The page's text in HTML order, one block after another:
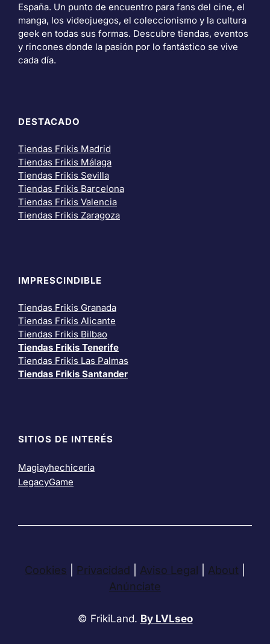
España. Un punto de encuentro para fans del cine, el
manga, los videojuegos, el coleccionismo y la cultura
geek en todas sus formas. Descubre tiendas, eventos
y rincones donde la pasión por lo fantástico se vive
cada día.
DESTACADO
Tiendas Frikis Madrid
Tiendas Frikis Málaga
Tiendas Frikis Sevilla
Tiendas Frikis Barcelona
Tiendas Frikis Valencia
Tiendas Frikis Zaragoza
IMPRESCINDIBLE
Tiendas Frikis Granada
Tiendas Frikis Alicante
Tiendas Frikis Bilbao
Tiendas Frikis Tenerife
Tiendas Frikis Las Palmas
Tiendas Frikis Santander
SITIOS DE INTERÉS
Magiayhechiceria
LegacyGame
© FrikiLand. By LVLseo
Cookies Privacidad Aviso Legal About
Anúnciate